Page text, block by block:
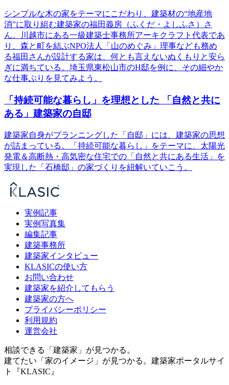
シンプルな木の家をテーマにこだわり、建築材の“地産地
消”に取り組む建築家の福田義房（ふくだ・よしふさ）さ
ん。川越市にある一級建築士事務所アーキクラフト代表であ
り、森と町を結ぶNPO法人「山のめぐみ」理事なども務め
る福田さんが設計する家は、何とも言えないぬくもりと安ら
ぎに満ちている。埼玉県東松山市のH邸を例に、その細やか
な仕事ぶりを見てみよう。
「持続可能な暮らし」を理想とした 「自然と共に
ある」建築家の自邸
建築家自身がプランニングした「自邸」には、建築家の思想
が詰まっている。「持続可能な暮らし」をテーマに、太陽光
発電＆高断熱・高気密な住宅での「自然と共にある生活」を
実現した「石橋邸」の家づくりを紐解いていこう。
実例記事
実例写真集
編集記事
建築事務所
建築家インタビュー
KLASICの使い方
お問い合わせ
建築家を紹介してもらう
建築家の方へ
プライバシーポリシー
利用規約
運営会社
相談できる「建築家」が見つかる。
建てたい「家のイメージ」が見つかる。 建築家ポータルサイ
ト『KLASIC』